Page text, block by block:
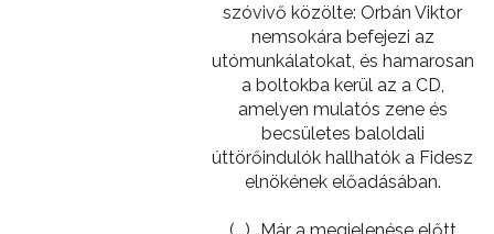
szóvivő közölte: Orbán Viktor
nemsokára befejezi az
utómunkálatokat, és hamarosan
a boltokba kerül az a CD,
amelyen mulatós zene és
becsületes baloldali
úttörőindulók hallhatók a Fidesz
elnökének előadásában.